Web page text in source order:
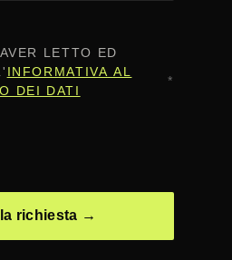
LETTO ED
INFORMATIVA AL
DEI DATI
*